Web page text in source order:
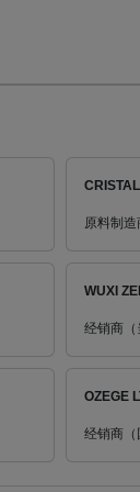
原料制
WUXI
经销商（
OZEGE
经销商（